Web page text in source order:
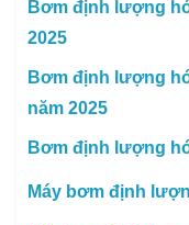
Bơm định lượng
2025
Bơm định lượng
năm 2025
Bơm định lượng
Máy bơm định